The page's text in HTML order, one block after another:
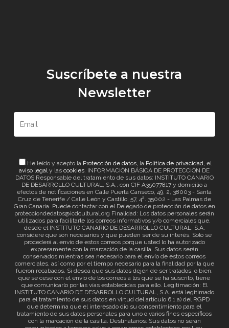
Suscríbete a nuestra
Newsletter
He leído y acepto la Protección de datos, la Política de privacidad, el
aviso legaly lascookies. INFORMACIÓN BÁSICA DE PROTECCIÓN DE
DATOS Responsable del tratamiento de sus datos: INSTITUTO CANARIO
DE DESARROLLO CULTURAL, S.A., con CIF A35077817 y domicilio a
efectos de notificaciones en Calle Puerta Canseco, 49, 2, 38003 - Santa
Cruz de Tenerife / Calle León y Castillo, 57, 4ª. 35002 - Las Palmas de
Gran Canaria. Puede contactar con el Delegado de protección de datos en
protecciondedatos@icdcultural.org Finalidad: Los datos personales serán
utilizados para facilitarle los correos informativos y/o comerciales que,
desde el INSTITUTO CANARIO DE DESARROLLO CULTURAL, S.A.
considere que son necesarios y que pueden ser de su interés. Solo se
procederá al envío de estos correos porque usted lo ha autorizado
expresamente con la marcación de la casilla. Sus datos serán
conservados mientras sea necesario para el envío de estos correos
comerciales, así como por el tiempo necesario para la finalidad por la que
fueron recabados. Si desea que sus datos dejen de ser tratados, o bien,
que se cese con el envío de los correos a los que se ha suscrito, tiene
que comunicarlo por las vías establecidas para ello. Legitimación: El
INSTITUTO CANARIO DE DESARROLLO CULTURAL, S.A. está legitimado
para el tratamiento de sus datos en virtud del artículo 6.1.a) del RGPD
que determina que el interesado dio su consentimiento para el
tratamiento de sus datos personales para uno o varios fines específicos
con la marcación de la casilla. Destinatarios: Sus datos no serán